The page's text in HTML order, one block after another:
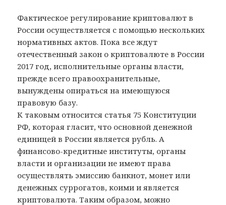
Фактическое регулирование криптовалют в
России осуществляется с помощью нескольких
нормативных актов. Пока все ждут
отечественный закон о криптовалюте в России
2017 год, исполнительные органы власти,
прежде всего правоохранительные,
вынуждены опираться на имеющуюся
правовую базу.
К таковым относится статья 75 Конституции
РФ, которая гласит, что основной денежной
единицей в России является рубль. А
финансово-кредитные институты, органы
власти и организации не имеют права
осуществлять эмиссию банкнот, монет или
денежных суррогатов, коими и является
криптовалюта. Таким образом, можно